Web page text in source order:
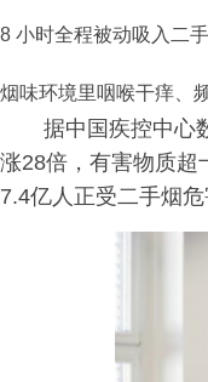
8 小时全程被动吸入二
烟味环境里咽喉干痒、
据中国疾控中心
涨28倍，有害物质超
7.4亿人正受二手烟危